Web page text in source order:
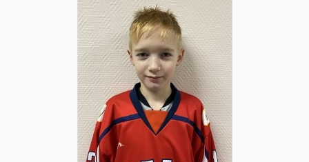
Дата заявки:
18.04.2022